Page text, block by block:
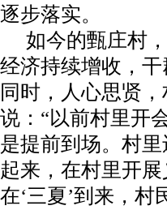
逐步落实。
如今的甄庄村
经济持续增收，
同时，人心思贤
说：“以前村里开
是提前到场。村
起来，在村里开
在‘三夏’到来，